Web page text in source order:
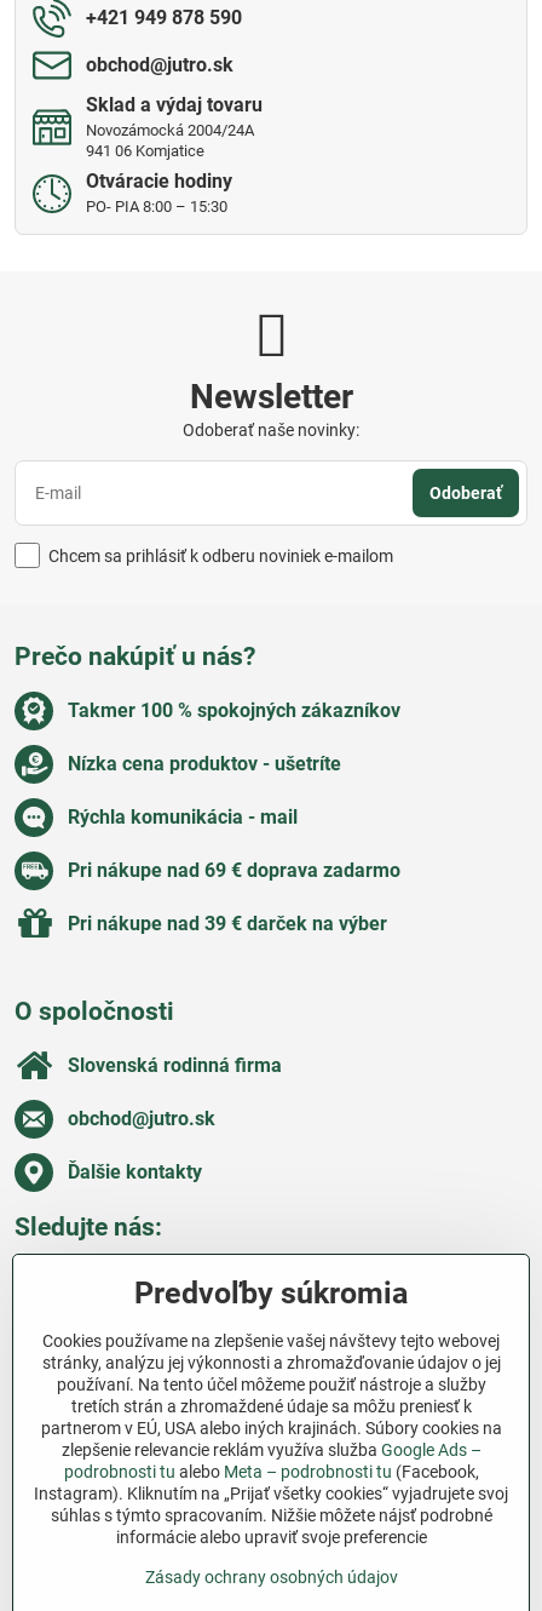
+421 949 878 590
obchod​@jutro​.sk
Sklad a výdaj tovaru
Novozámocká 2004/24A
941 06 Komjatice
Otváracie hodiny
PO- PIA 8:00 – 15:30
Newsletter
Odoberať naše novinky:
Odoberať
Chcem sa prihlásiť k odberu noviniek e-mailom
Prečo nakúpiť u nás?
Takmer 100 % spokojných zákazníkov
Nízka cena produktov - ušetríte
Rýchla komunikácia - mail
Pri nákupe nad 69 € doprava zadarmo
Pri nákupe nad 39 € darček na výber
O spoločnosti
Slovenská rodinná firma
obchod​@jutro​.sk
Ďalšie kontakty
Sledujte nás:
Všetko o nákupe
Ďakujeme za podporu
Sme slovenský e-shop bez dotácií​. Fungujeme len
vďaka vám – ľuďom, ktorí veria v poctivú prácu a
lásku k pôde​. Každý nákup na Jutro​.sk nám pomáha
pokračovať v tom, čo má zmysel – pomáhať
záhradkárom zadarmo a srdcom​.
Predvoľby súkromia
Cookies používame na zlepšenie vašej návštevy tejto webovej
stránky, analýzu jej výkonnosti a zhromažďovanie údajov o jej
používaní. Na tento účel môžeme použiť nástroje a služby
tretích strán a zhromaždené údaje sa môžu preniesť k
partnerom v EÚ, USA alebo iných krajinách. Súbory cookies na
zlepšenie relevancie reklám využíva služba Google Ads –
podrobnosti tu alebo Meta – podrobnosti tu (Facebook,
Instagram). Kliknutím na „Prijať všetky cookies“ vyjadrujete svoj
súhlas s týmto spracovaním. Nižšie môžete nájsť podrobné
informácie alebo upraviť svoje preferencie
Zásady ochrany osobných údajov